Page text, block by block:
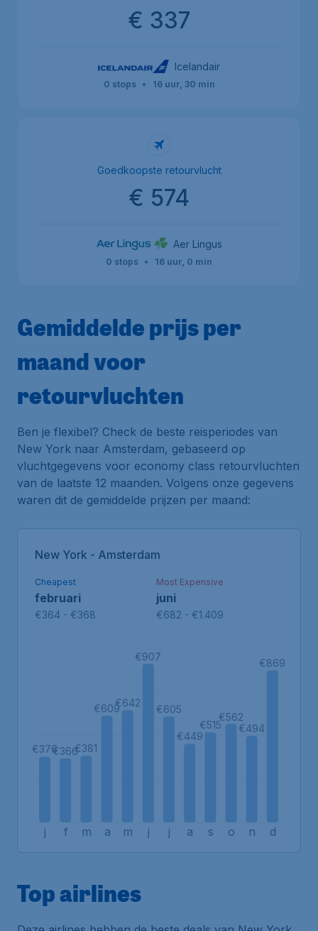
€ 337
Icelandair
0 stops • 16 uur, 30 min
Goedkoopste retourvlucht
€ 574
Aer Lingus
0 stops • 16 uur, 0 min
Gemiddelde prijs per
maand voor
retourvluchten
Ben je flexibel? Check de beste reisperiodes van
New York naar Amsterdam, gebaseerd op
vluchtgegevens voor economy class retourvluchten
van de laatste 12 maanden. Volgens onze gegevens
waren dit de gemiddelde prijzen per maand:
New York - Amsterdam
Cheapest
februari
€364 - €368
Most Expensive
juni
€682 - €1.409
j f m a m j j a s o n d
€376€366€381
€609€642
€907
€605
€449
€515
€562
€494
€869
Top airlines